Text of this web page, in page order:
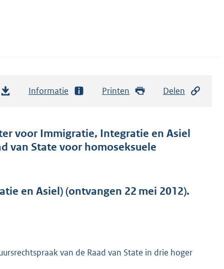
Informatie Printen Delen
voor Immigratie, Integratie en Asiel
van State voor homoseksuele
en Asiel) (ontvangen 22 mei 2012).
van de Raad van State in drie hoger